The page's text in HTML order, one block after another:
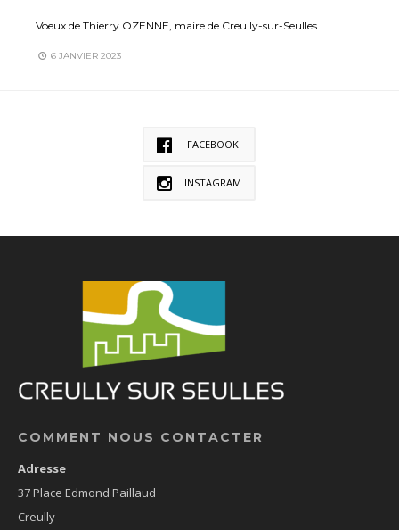
Voeux de Thierry OZENNE, maire de Creully-sur-Seulles
6 JANVIER 2023
FACEBOOK
INSTAGRAM
COMMENT NOUS CONTACTER
Adresse
37 Place Edmond Paillaud
Creully